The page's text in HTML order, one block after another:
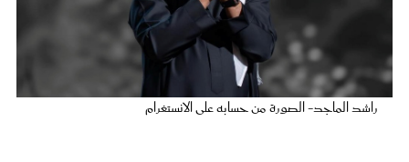
راشد الماجد- الصورة من حسابه على الانستغرام
عروس سيدتي